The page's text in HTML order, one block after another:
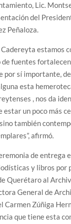
Lic.
del
Peñaloza.
Cadereyta estamos
fuentes
por sí importante,
esta
, nos da
un poco más
también
afirmó.
de entrega
y libros por
Querétaro al
General de
Carmen Zúñiga
que tiene esta